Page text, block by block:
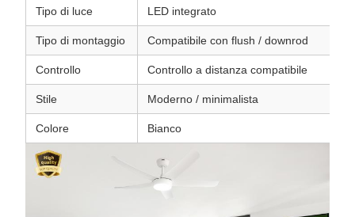
Tipo di luce LED integrato
Tipo di montaggio Compatibile con flush / downrod
Controllo Controllo a distanza compatibile
Stile Moderno / minimalista
Colore Bianco